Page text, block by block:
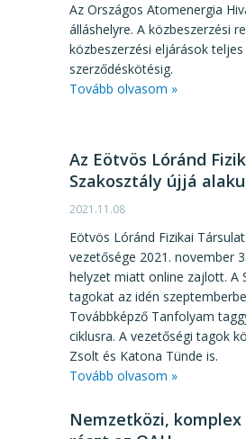
Az Országos Atomenergia
álláshelyre. A közbeszerzési
közbeszerzési eljárások
szerződéskötésig.
Tovább olvasom »
Az Eötvös Lóránd
Szakosztály újjá
2021.11.08
Eötvös Lóránd Fizikai
vezetősége 2021. november
helyzet miatt online zajlott. A
tagokat az idén
Továbbképző Tanfolyam
ciklusra. A vezetőségi tagok
Zsolt és Katona Tünde is.
Tovább olvasom »
Nemzetközi,